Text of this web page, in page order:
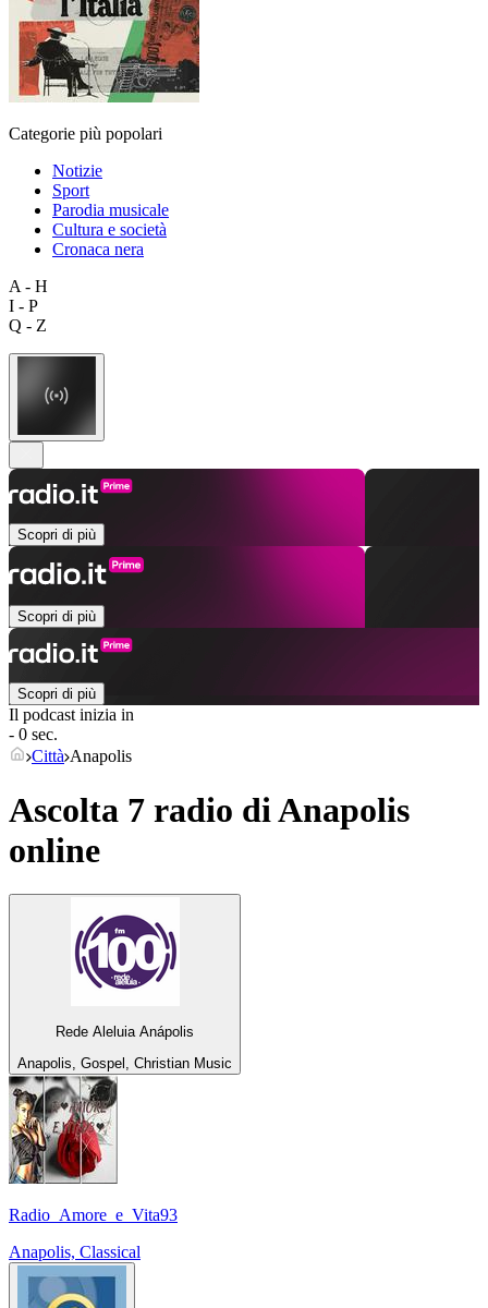
Categorie più popolari
Notizie
Sport
Parodia musicale
Cultura e società
Cronaca nera
A - H
I - P
Q - Z
Scopri di più
Scopri di più
Scopri di più
Il podcast inizia in
- 0 sec.
Città Anapolis
Ascolta 7 radio diAnapolis
online
Rede Aleluia Anápolis
Anapolis, Gospel, Christian Music
Radio_Amore_e_Vita93
Anapolis, Classical